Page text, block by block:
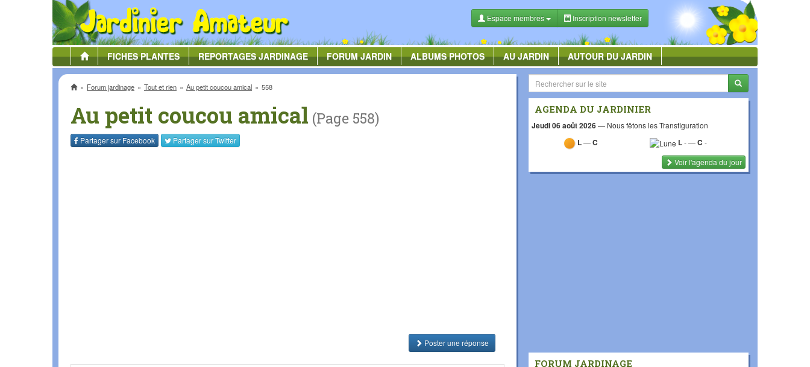
Espace membres Inscription newsletter
FICHESPLANTES REPORTAGESJARDINAGE FORUMJARDIN ALBUMSPHOTOS AU JARDIN AUTOUR DU JARDIN
AccueilForum jardinage Tout et rien Au petit coucou amical 558
Au petit coucou amical (Page 558)
Partager sur Facebook Partager surTwitter
Poster une réponse
AGENDA DU JARDINIER
Jeudi 06 août 2026— Nous fêtons les Transfiguration
L—C L-—C-
Voir l'agenda du jour
FORUM JARDINAGE